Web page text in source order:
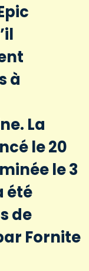
à
La
le 20
le 3
été
de
Fornite